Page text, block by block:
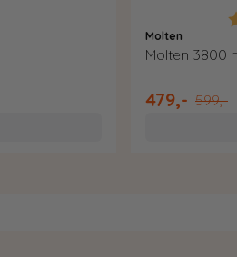
Molten
Molten 3800
479,- 599,-